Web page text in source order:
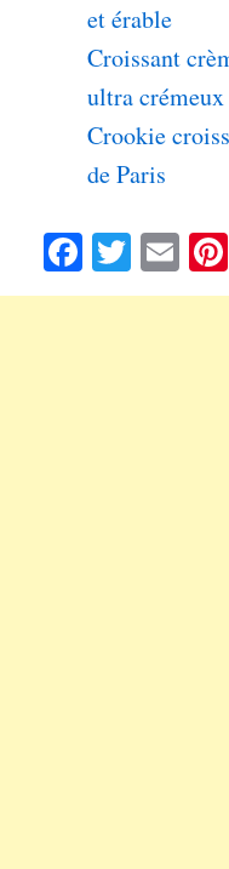
et érable
Croissant
ultra crémeux
Crookie
de Paris
Fa
ce
T
wi
E
m